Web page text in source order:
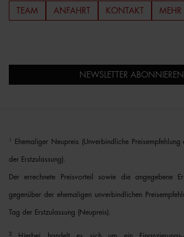
TEAM ANFAHRT KONTAKT MEHR
NEWSLETTER ABONNIEREN
Ehemaliger Neupreis (Unverbindliche
der Erstzulassung).
Der errechnete Preisvorteil sowie die angegebene
gegenüber der ehemaligen unverbindlichen
Tag der Erstzulassung (Neupreis).
2